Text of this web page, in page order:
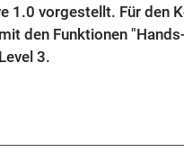
1.0 vorgestellt. Für den
den Funktionen
3.